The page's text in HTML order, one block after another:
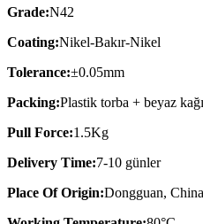
Grade:N42
Coating:Nikel-Bakır-Nikel
Tolerance:±0.05mm
Packing:Plastik torba + beyaz
Pull Force:1.5Kg
Delivery Time:7-10 günler
Place Of Origin:Dongguan, China